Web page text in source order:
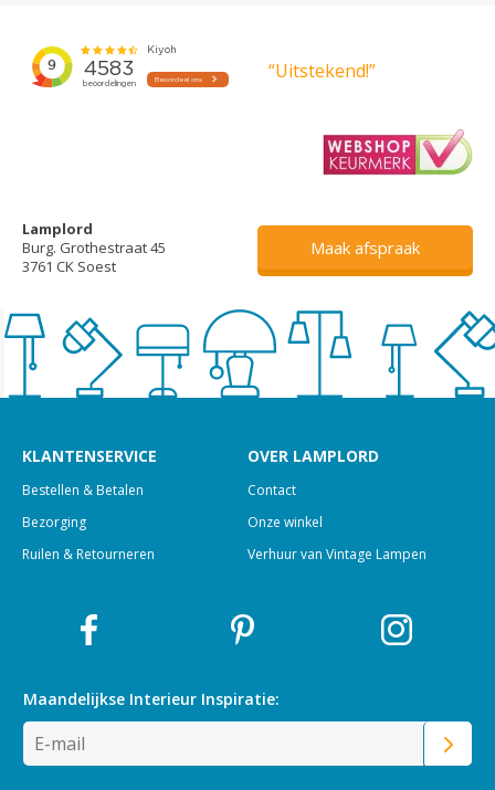
“Uitstekend!”
Lamplord
Burg. Grothestraat 45
3761 CK Soest
Maak afspraak
KLANTENSERVICE
Bestellen & Betalen
Bezorging
Ruilen & Retourneren
OVER LAMPLORD
Contact
Onze winkel
Verhuur van Vintage Lampen
Maandelijkse Interieur Inspiratie: